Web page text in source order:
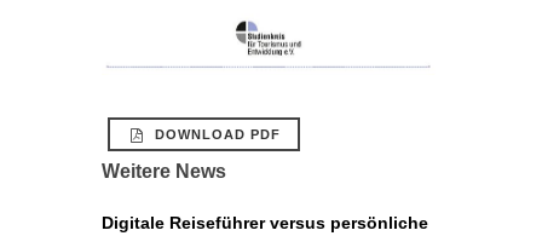
DOWNLOAD PDF
Weitere News
Digitale Reiseführer versus persönliche